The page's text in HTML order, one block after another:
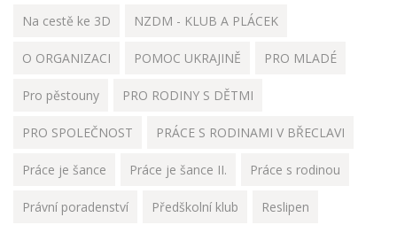
Na cestě ke 3D NZDM - KLUB A PLÁCEK
O ORGANIZACI POMOC UKRAJINĚ PRO MLADÉ
Pro pěstouny PRO RODINY S DĚTMI
PRO SPOLEČNOST PRÁCE S RODINAMI V BŘECLAVI
Práce je šance Práce je šance II. Práce s rodinou
Právní poradenství Předškolní klub Reslipen